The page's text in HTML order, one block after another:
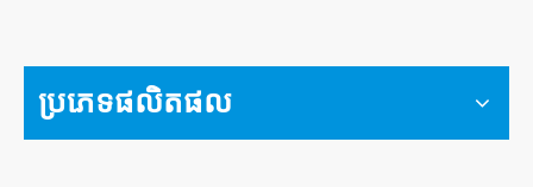
ប្រភេទ​ផលិតផល